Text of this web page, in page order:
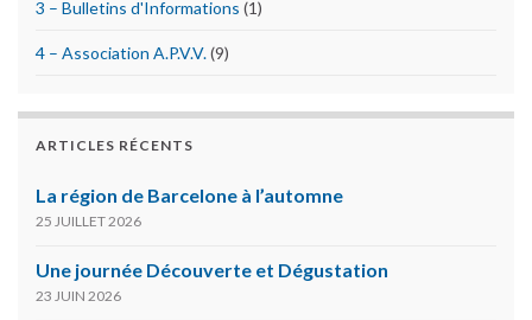
3 – Bulletins d'Informations (1)
4 – Association A.P.V.V.(9)
ARTICLES RÉCENTS
La région de Barcelone à l’automne
25 JUILLET 2026
Une journée Découverte et Dégustation
23 JUIN 2026